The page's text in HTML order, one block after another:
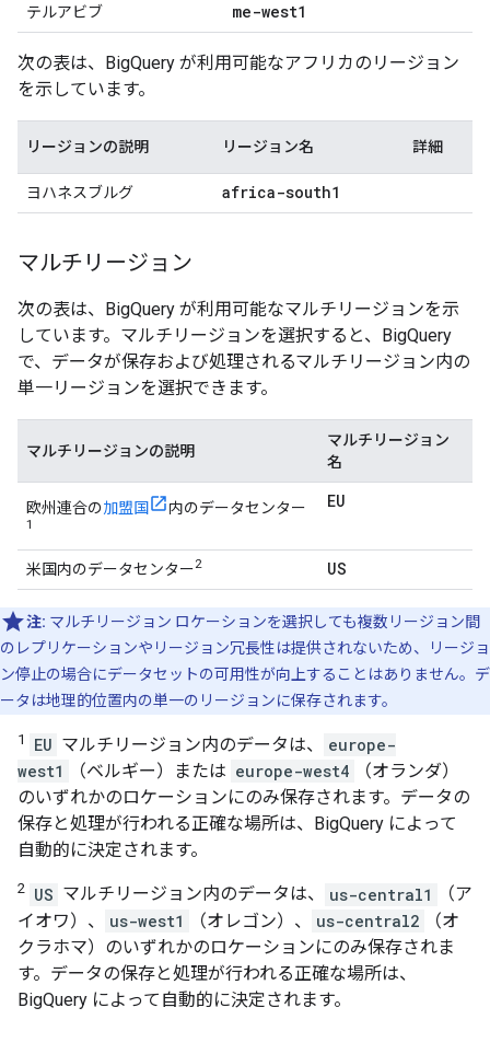
テルアビブ me-west1
次の表は、BigQuery が利用可能なアフリカのリージョン
を示しています。
リージョンの説明 リージョン名 詳細
ヨハネスブルグ africa-south1
マルチリージョン
次の表は、BigQuery が利用可能なマルチリージョンを示
しています。マルチリージョンを選択すると、BigQuery
で、データが保存および処理されるマルチリージョン内の
単一リージョンを選択できます。
マルチリージョンの説明
マルチリージョン
名
欧州連合の加盟国 内のデータセンター
1
EU
米国内のデータセンター2 US
注: マルチリージョン ロケーションを選択しても複数リージョン間
のレプリケーションやリージョン冗長性は提供されないため、リージョ
ン停止の場合にデータセットの可用性が向上することはありません。デ
ータは地理的位置内の単一のリージョンに保存されます。
1 EU マルチリージョン内のデータは、
europe-
west1
（ベルギー）または europe-west4
（オランダ）
のいずれかのロケーションにのみ保存されます。データの
保存と処理が行われる正確な場所は、BigQuery によって
自動的に決定されます。
2 US マルチリージョン内のデータは、 us-central1
（ア
イオワ）、
us-west1 （オレゴン）、 us-central2
（オ
クラホマ）のいずれかのロケーションにのみ保存されま
す。データの保存と処理が行われる正確な場所は、
BigQuery によって自動的に決定されます。